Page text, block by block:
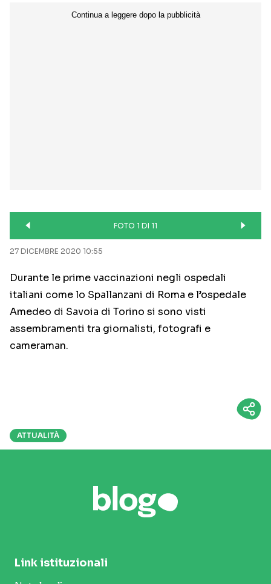
FOTO 1 DI 11
27 DICEMBRE 2020 10:55
Durante le prime vaccinazioni negli ospedali
italiani come lo Spallanzani di Roma e l’ospedale
Amedeo di Savoia di Torino si sono visti
assembramenti tra giornalisti, fotografi e
cameraman.
ATTUALITÀ
Link istituzionali